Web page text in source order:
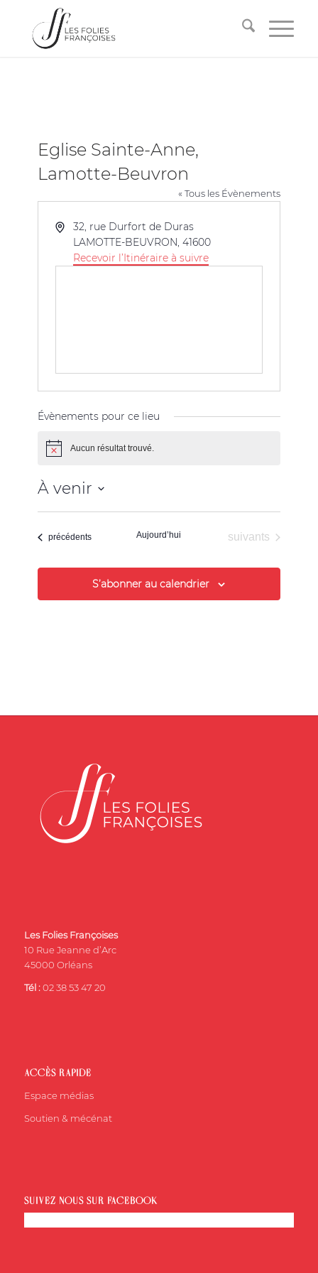
Eglise Sainte-Anne,
Lamotte-Beuvron
« Tous les Évènements
Adresse32, rue Durfort de Duras
LAMOTTE-BEUVRON, 41600
Recevoir l’Itinéraire à suivre
Évènements pour ce lieu
NoticeAucun résultat trouvé.
À venir
date.Évènements
précédents Aujourd’hui Évènements
suivants
S’abonner au calendrier
Les Folies Françoises
10 Rue Jeanne d’Arc
45000 Orléans
Tél : 02 38 53 47 20
ACCÈS RAPIDE
Espace médias
Soutien & mécénat
SUIVEZ-NOUS SUR FACEBOOK